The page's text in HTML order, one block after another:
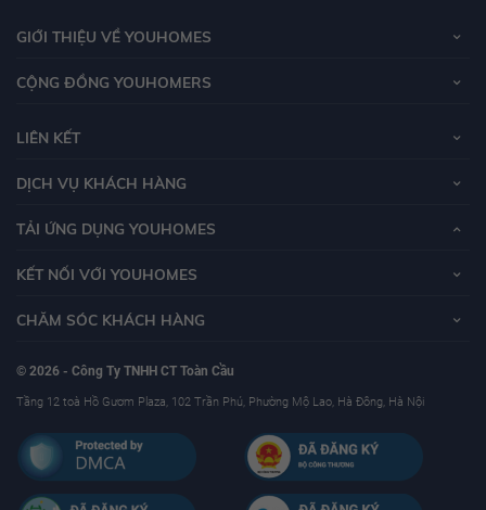
GIỚI THIỆU VỀ YOUHOMES
CỘNG ĐỒNG YOUHOMERS
LIÊN KẾT
DỊCH VỤ KHÁCH HÀNG
TẢI ỨNG DỤNG YOUHOMES
KẾT NỐI VỚI YOUHOMES
CHĂM SÓC KHÁCH HÀNG
© 2026 - Công Ty TNHH CT Toàn Cầu
Tầng 12 toà Hồ Gươm Plaza, 102 Trần Phú, Phường Mộ Lao, Hà Đông, Hà Nội